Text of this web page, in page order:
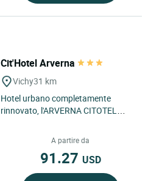
Cit'Hotel Arverna
Vichy31 km
Hotel urbano completamente
rinnovato, l'ARVERNA CITOTEL
delle sue camere moderne e la
A partire da
91.27 USD